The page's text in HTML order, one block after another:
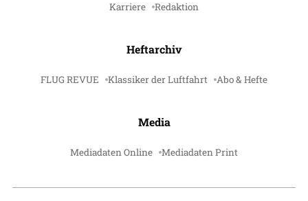
Karriere Redaktion
Heftarchiv
FLUG REVUE Klassiker der Luftfahrt Abo & Hefte
Media
Mediadaten Online Mediadaten Print